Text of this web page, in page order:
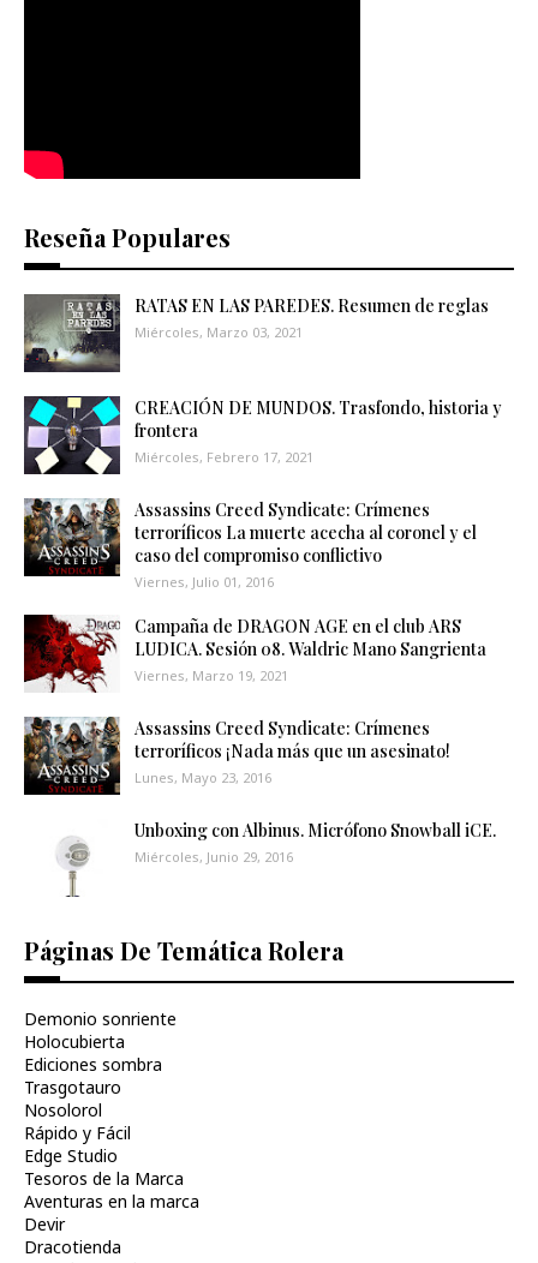
Reseña Populares
RATAS EN LAS PAREDES. Resumen de reglas
Miércoles, Marzo 03, 2021
CREACIÓN DE MUNDOS. Trasfondo, historia y
frontera
Miércoles, Febrero 17, 2021
Assassins Creed Syndicate: Crímenes
terroríficos La muerte acecha al coronel y el
caso del compromiso conflictivo
Viernes, Julio 01, 2016
Campaña de DRAGON AGE en el club ARS
LUDICA. Sesión 08. Waldric Mano Sangrienta
Viernes, Marzo 19, 2021
Assassins Creed Syndicate: Crímenes
terroríficos ¡Nada más que un asesinato!
Lunes, Mayo 23, 2016
Unboxing con Albinus. Micrófono Snowball iCE.
Miércoles, Junio 29, 2016
Páginas De Temática Rolera
Demonio sonriente
Holocubierta
Ediciones sombra
Trasgotauro
Nosolorol
Rápido y Fácil
Edge Studio
Tesoros de la Marca
Aventuras en la marca
Devir
Dracotienda